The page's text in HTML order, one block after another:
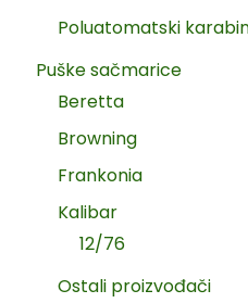
Poluatomatski
Puške sačmarice
Beretta
Browning
Frankonia
Kalibar
12/76
Ostali proizvođači